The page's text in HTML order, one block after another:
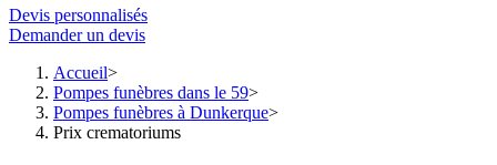
Devis personnalisés
Demander un devis
Accueil
Pompes funèbres dans le 59
Pompes funèbres à Dunkerque
Prix crematoriums